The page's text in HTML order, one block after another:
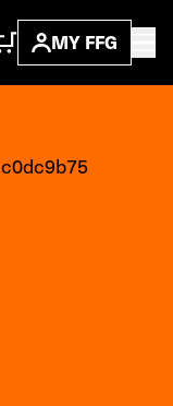
MY FFG